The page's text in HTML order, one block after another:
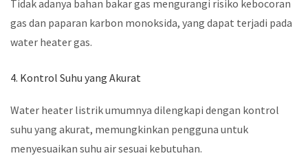
Tidak adanya bahan bakar gas mengurangi risiko kebocoran
gas dan paparan karbon monoksida, yang dapat terjadi pada
water heater gas.
4. Kontrol Suhu yang Akurat
Water heater listrik umumnya dilengkapi dengan kontrol
suhu yang akurat, memungkinkan pengguna untuk
menyesuaikan suhu air sesuai kebutuhan.